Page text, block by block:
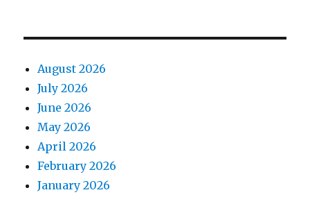
August 2026
July 2026
June 2026
May 2026
April 2026
February 2026
January 2026